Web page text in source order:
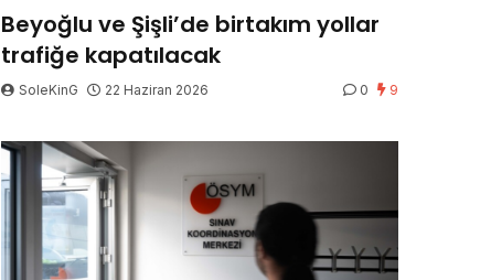
Beyoğlu ve Şişli’de birtakım yollar
trafiğe kapatılacak
SoleKinG 22 Haziran 2026 0 9